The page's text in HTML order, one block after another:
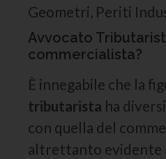
Geometri, Periti
Avvocato
commercialista?
È innegabile che la
tributarista ha
con quella del
altrettanto evidente